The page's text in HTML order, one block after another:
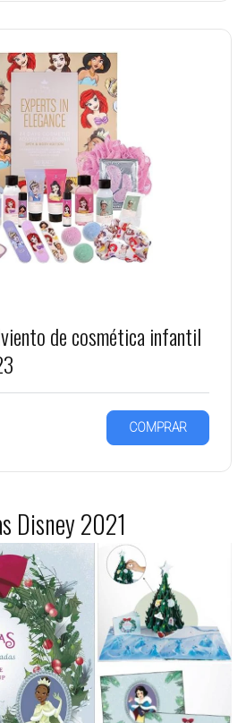
de cosmética infantil
COMPRAR
Disney 2021